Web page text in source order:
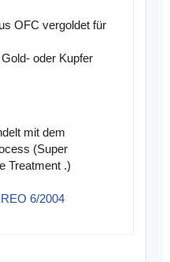
OFC vergoldet für
oder Kupfer
mit dem
(Super
Treatment .)
6/2004